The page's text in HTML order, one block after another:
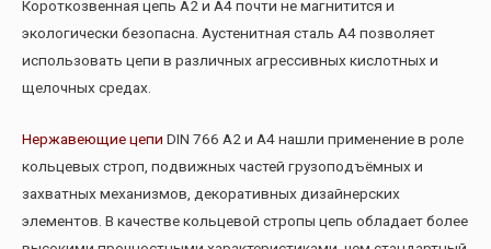
Короткозвенная цепь А2 и А4 почти не магнитится и
экологически безопасна. Аустенитная сталь А4 позволяет
использовать цепи в различных агрессивных кислотных и
щелочных средах.
Нержавеющие цепи DIN 766 А2 и А4 нашли применение в роле
кольцевых строп, подвижных частей грузоподъёмных и
захватных механизмов, декоративных дизайнерских
элементов. В качестве кольцевой стропы цепь обладает более